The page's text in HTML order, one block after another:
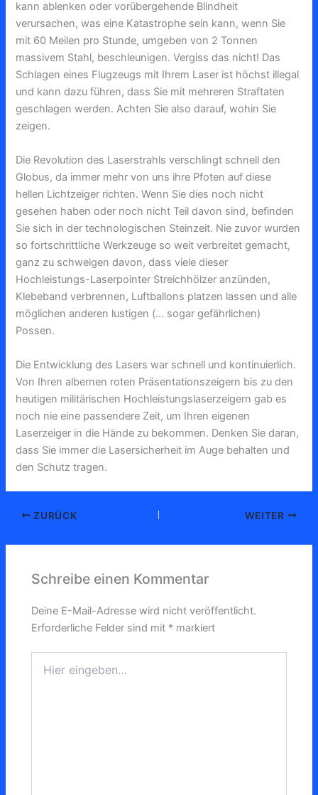
kann ablenken oder vorübergehende Blindheit
verursachen, was eine Katastrophe sein kann, wenn Sie
mit 60 Meilen pro Stunde, umgeben von 2 Tonnen
massivem Stahl, beschleunigen. Vergiss das nicht! Das
Schlagen eines Flugzeugs mit Ihrem Laser ist höchst illegal
und kann dazu führen, dass Sie mit mehreren Straftaten
geschlagen werden. Achten Sie also darauf, wohin Sie
zeigen.
Die Revolution des Laserstrahls verschlingt schnell den
Globus, da immer mehr von uns ihre Pfoten auf diese
hellen Lichtzeiger richten. Wenn Sie dies noch nicht
gesehen haben oder noch nicht Teil davon sind, befinden
Sie sich in der technologischen Steinzeit. Nie zuvor wurden
so fortschrittliche Werkzeuge so weit verbreitet gemacht,
ganz zu schweigen davon, dass viele dieser
Hochleistungs-Laserpointer Streichhölzer anzünden,
Klebeband verbrennen, Luftballons platzen lassen und alle
möglichen anderen lustigen (… sogar gefährlichen)
Possen.
Die Entwicklung des Lasers war schnell und kontinuierlich.
Von Ihren albernen roten Präsentationszeigern bis zu den
heutigen militärischen Hochleistungslaserzeigern gab es
noch nie eine passendere Zeit, um Ihren eigenen
Laserzeiger in die Hände zu bekommen. Denken Sie daran,
dass Sie immer die Lasersicherheit im Auge behalten und
den Schutz tragen.
ZURÜCK WEITER
Schreibe einen Kommentar
Deine E-Mail-Adresse wird nicht veröffentlicht.
Erforderliche Felder sind mit * markiert
eingeben…